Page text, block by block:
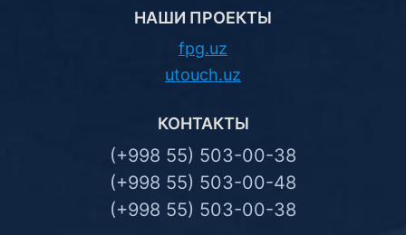
НАШИ ПРОЕКТЫ
fpg.uz
utouch.uz
КОНТАКТЫ
(+998 55) 503-00-38
(+998 55) 503-00-48
(+998 55) 503-00-38